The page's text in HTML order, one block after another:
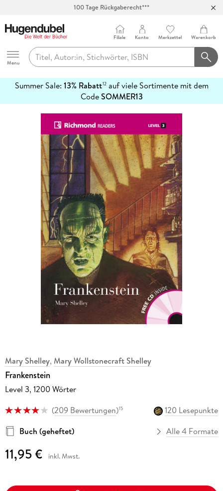
100 Tage Rückgaberecht***
Hugendubel
Menu
Filiale Konto Merkzettel Warenkorb
Summer Sale: 13% Rabatt12auf viele Sortimente mit dem
CodeSOMMER13
erfahren
Mary Shelley, Mary Wollstonecraft Shelley
Frankenstein
Level 3, 1200 Wörter
(209 Bewertungen)15
120 Lesepunkte
Buch (geheftet)
Alle 4 Formate
11,95 € inkl. Mwst.